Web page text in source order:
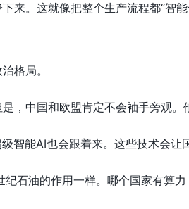
来。这就像把整个生产流程都“智能
格局。
，中国和欧盟肯定不会袖手旁观。
智能AI也会跟着来。这些技术会让
石油的作用一样。哪个国家有算力